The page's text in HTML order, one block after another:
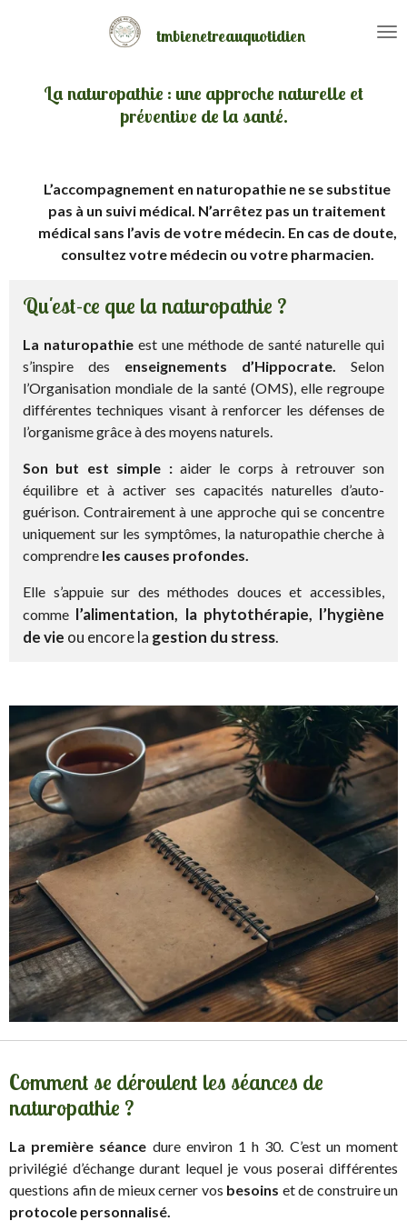
principal
tmbienetreauquotidien
La naturopathie : une approche naturelle et
préventive de la santé.
L’accompagnement en naturopathie ne se substitue
pas à un suivi médical. N’arrêtez pas un traitement
médical sans l’avis de votre médecin. En cas de doute,
consultez votre médecin ou votre pharmacien.
Qu'est-ce que la naturopathie ?
La naturopathie est une méthode de santé naturelle qui
s’inspire des enseignements d’Hippocrate. Selon
l’Organisation mondiale de la santé (OMS), elle regroupe
différentes techniques visant à renforcer les défenses de
l’organisme grâce à des moyens naturels.
Son but est simple :aider le corps à retrouver son
équilibre et à activer ses capacités naturelles d’auto-
guérison. Contrairement à une approche qui se concentre
uniquement sur les symptômes, la naturopathie cherche à
comprendre les causes profondes.
Elle s’appuie sur des méthodes douces et accessibles,
comme l’alimentation, la phytothérapie, l’hygiène
de vie ou encore la gestion du stress.
Comment se déroulent les séances de
naturopathie ?
La première séance dure environ 1 h 30. C’est un moment
privilégié d’échange durant lequel je vous poserai différentes
questions afin de mieux cerner vos besoins et de construire un
protocole personnalisé.